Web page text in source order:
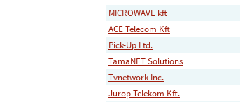
MICROWAVE kft
ACE Telecom Kft
Pick-Up Ltd.
TamaNET Solutions
Tvnetwork Inc.
Jurop Telekom Kft.